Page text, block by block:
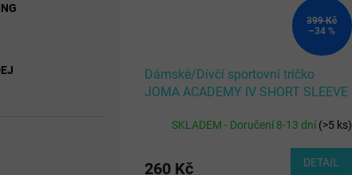
399 Kč
–34 %
Dámské/Dívčí sportovní tričko
JOMA ACADEMY IV SHORT SLEEVE
SKLADEM - Doručení 8-13 dní(>5 ks)
260 Kč DETAIL